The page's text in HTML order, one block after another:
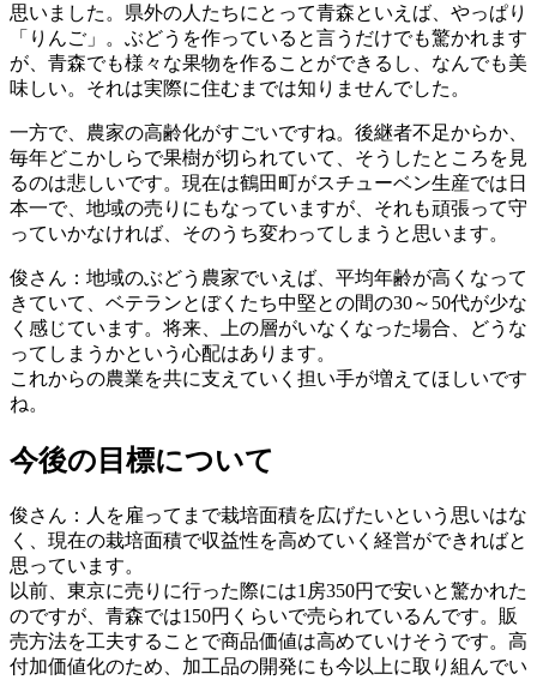
思いました。県外の人たちにとって青森といえば、やっぱり
「りんご」。ぶどうを作っていると言うだけでも驚かれます
が、青森でも様々な果物を作ることができるし、なんでも美
味しい。それは実際に住むまでは知りませんでした。
一方で、農家の高齢化がすごいですね。後継者不足からか、
毎年どこかしらで果樹が切られていて、そうしたところを見
るのは悲しいです。現在は鶴田町がスチューベン生産では日
本一で、地域の売りにもなっていますが、それも頑張って守
っていかなければ、そのうち変わってしまうと思います。
俊さん ：地域のぶどう農家でいえば、平均年齢が高くなって
きていて、ベテランとぼくたち中堅との間の30～50代が少な
く感じています。将来、上の層がいなくなった場合、どうな
ってしまうかという心配はあります。
これからの農業を共に支えていく担い手が増えてほしいです
ね。
今後の目標について
俊さん ：人を雇ってまで栽培面積を広げたいという思いはな
く、現在の栽培面積で収益性を高めていく経営ができればと
思っています。
以前、東京に売りに行った際には1房350円で安いと驚かれた
のですが、青森では150円くらいで売られているんです。販
売方法を工夫することで商品価値は高めていけそうです。高
付加価値化のため、加工品の開発にも今以上に取り組んでい